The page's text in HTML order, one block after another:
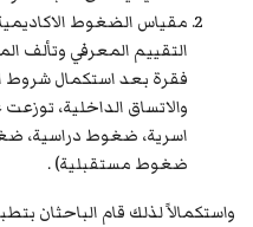
مقياس الضغوط
فقرة بعد استكمال شروط
والاتساق الداخلية،
اسرية، ضغوط دراسية،
ضغوط مستقبلية) .